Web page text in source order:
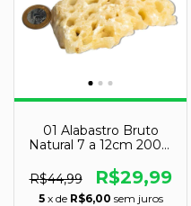
01 Alabastro Bruto
Natural 7 a 12cm 200 a
R$44,99
R$29,99
5 x de R$6,00 sem juros